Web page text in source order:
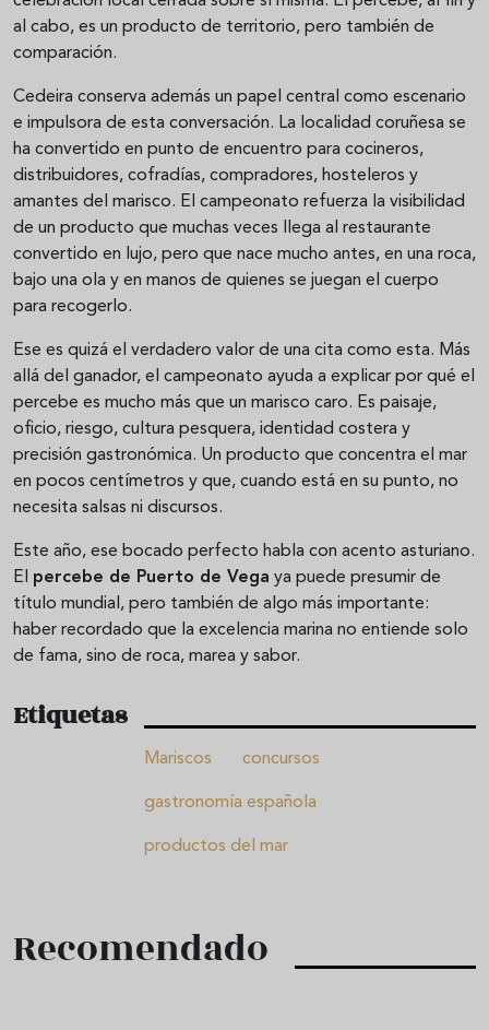
al cabo, es un producto de territorio, pero también de
comparación.
Cedeira conserva además un papel central como escenario
e impulsora de esta conversación. La localidad coruñesa se
ha convertido en punto de encuentro para cocineros,
distribuidores, cofradías, compradores, hosteleros y
amantes del marisco. El campeonato refuerza la visibilidad
de un producto que muchas veces llega al restaurante
convertido en lujo, pero que nace mucho antes, en una roca,
bajo una ola y en manos de quienes se juegan el cuerpo
para recogerlo.
Ese es quizá el verdadero valor de una cita como esta. Más
allá del ganador, el campeonato ayuda a explicar por qué el
percebe es mucho más que un marisco caro. Es paisaje,
oficio, riesgo, cultura pesquera, identidad costera y
precisión gastronómica. Un producto que concentra el mar
en pocos centímetros y que, cuando está en su punto, no
necesita salsas ni discursos.
Este año, ese bocado perfecto habla con acento asturiano.
El percebe de Puerto de Vega ya puede presumir de
título mundial, pero también de algo más importante:
haber recordado que la excelencia marina no entiende solo
de fama, sino de roca, marea y sabor.
Etiquetas
Mariscos concursos
gastronomía española
productos del mar
Recomendado